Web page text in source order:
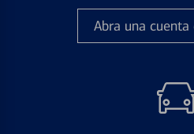
Abra una cuenta